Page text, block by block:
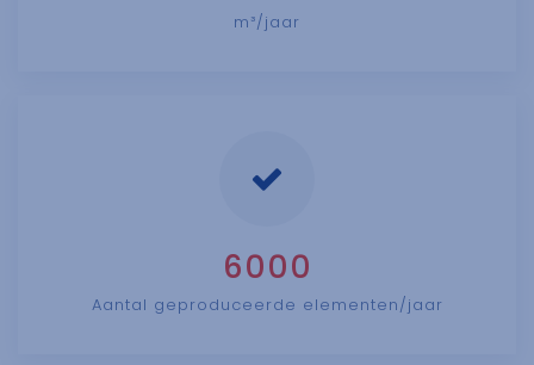
m³/jaar
6000
Aantal geproduceerde elementen/jaar